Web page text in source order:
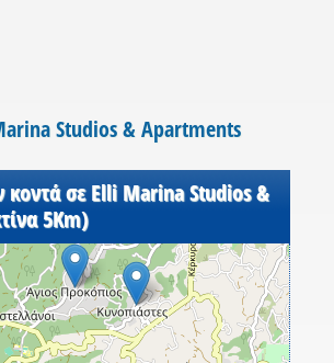
Studios & Apartments
κοντά σε Elli Marina Studios &
5Km)